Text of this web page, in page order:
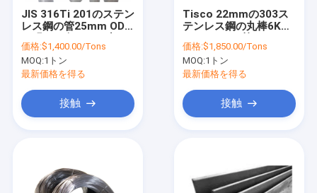
ビデオ
わたしたち に つい て
工場 ツアー
品質管理
JIS 316Ti 201のステン
レス鋼の管25mm OD
価格:$1,400.00/Tons
MOQ:1トン
最新価格を得る
接触
Tisco 22mmの303ス
テンレス鋼の丸棒6K
価格:$1,850.00/Tons
MOQ:1トン
最新価格を得る
接触